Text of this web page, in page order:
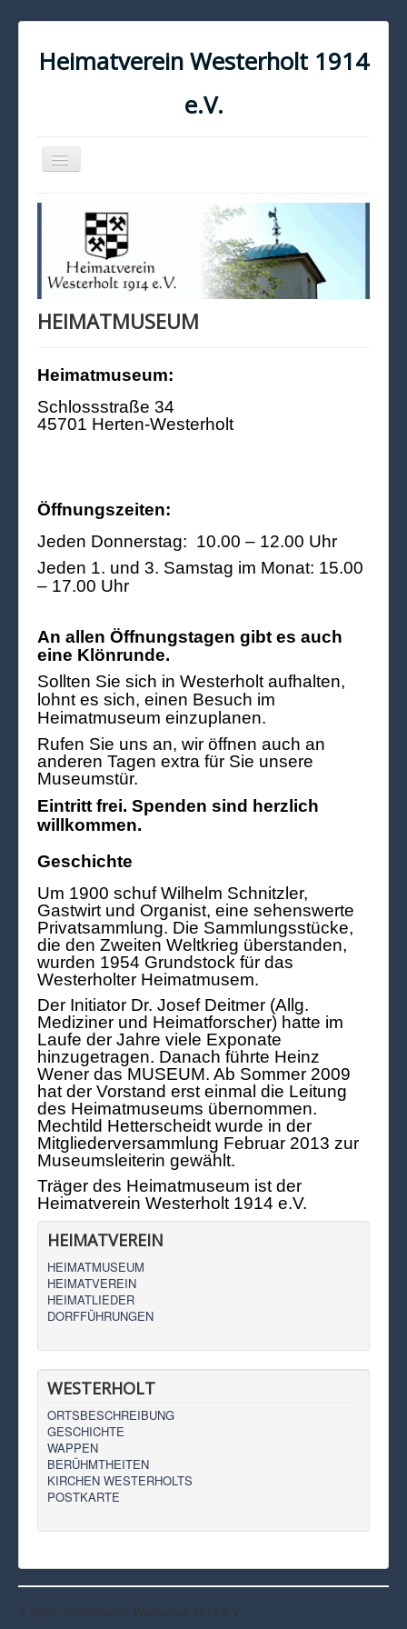
Heimatverein Westerholt 1914
e.V.
Navigation
an/aus
KONTAKT
IMPRESSUM
DATENSCHUTZ
HEIMATMUSEUM
Heimatmuseum:
Schlossstraße 34
45701 Herten-Westerholt
Öffnungszeiten:
Jeden Donnerstag: 10.00 – 12.00 Uhr
Jeden 1. und 3. Samstag im Monat: 15.00
– 17.00 Uhr
An allen Öffnungstagen gibt es auch
eine Klönrunde.
Sollten Sie sich in Westerholt aufhalten,
lohnt es sich, einen Besuch im
Heimatmuseum einzuplanen.
Rufen Sie uns an, wir öffnen auch an
anderen Tagen extra für Sie unsere
Museumstür.
Eintritt frei. Spenden sind herzlich
willkommen.
Geschichte
Um 1900 schuf Wilhelm Schnitzler,
Gastwirt und Organist, eine sehenswerte
Privatsammlung. Die Sammlungsstücke,
die den Zweiten Weltkrieg überstanden,
wurden 1954 Grundstock für das
Westerholter Heimatmusem.
Der Initiator Dr. Josef Deitmer (Allg.
Mediziner und Heimatforscher) hatte im
Laufe der Jahre viele Exponate
hinzugetragen. Danach führte Heinz
Wener das MUSEUM. Ab Sommer 2009
hat der Vorstand erst einmal die Leitung
des Heimatmuseums übernommen.
Mechtild Hetterscheidt wurde in der
Mitgliederversammlung Februar 2013 zur
Museumsleiterin gewählt.
Träger des Heimatmuseum ist der
Heimatverein Westerholt 1914 e.V.
HEIMATVEREIN
HEIMATMUSEUM
HEIMATVEREIN
HEIMATLIEDER
DORFFÜHRUNGEN
WESTERHOLT
ORTSBESCHREIBUNG
GESCHICHTE
WAPPEN
BERÜHMTHEITEN
KIRCHEN WESTERHOLTS
POSTKARTE
© 2026 Heimatverein Westerholt 1914 e.V.